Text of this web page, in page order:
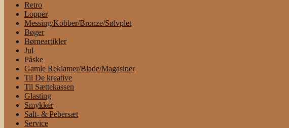
Retro
Lopper
Messing/Kobber/Bronze/Sølvplet
Bøger
Børneartikler
Jul
Påske
Gamle Reklamer/Blade/Magasiner
Til De kreative
Til Sættekassen
Glasting
Smykker
Salt- & Pebersæt
Service